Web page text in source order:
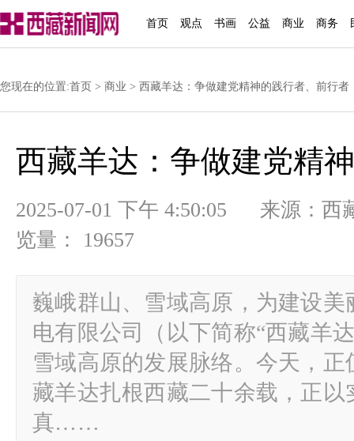
首页 观点 书画 公益 商业 商务
您现在的位置:首页 > 商业 > 西藏羊达：争做建党精神的践行者、前行者
西藏羊达：争做建党精
2025-07-01 下午 4:50:05 来源：
览量： 19657
巍峨群山、雪域高原，为建设
电有限公司（以下简称“西藏羊
雪域高原的发展脉络。今天，
藏羊达扎根西藏二十余载，正以
真……